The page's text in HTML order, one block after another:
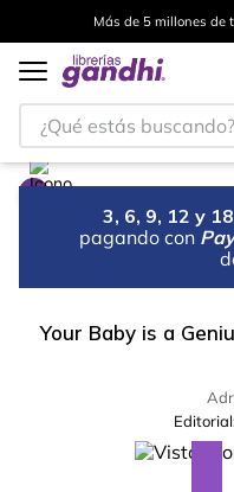
Más de 5 millones de
¿Qué estás buscando?
3, 6, 9, 12 y
pagando con
Your Baby is a